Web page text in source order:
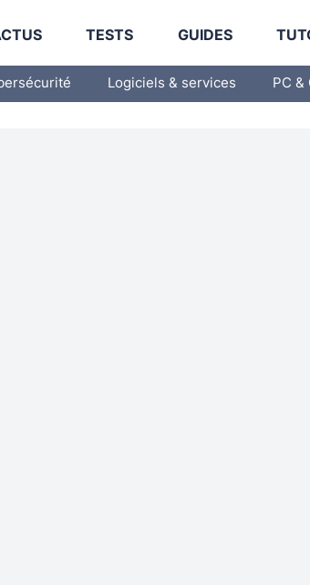
TESTS GUIDES
Logiciels & services PC &